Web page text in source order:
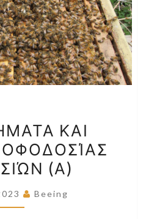
ΚΑΙ
ΛΎΣΕΙΣ
ΤΡΟΦΟΔΟΣΊΑΣ
(Α)
ΚΑΙ
(Α)
Beeing